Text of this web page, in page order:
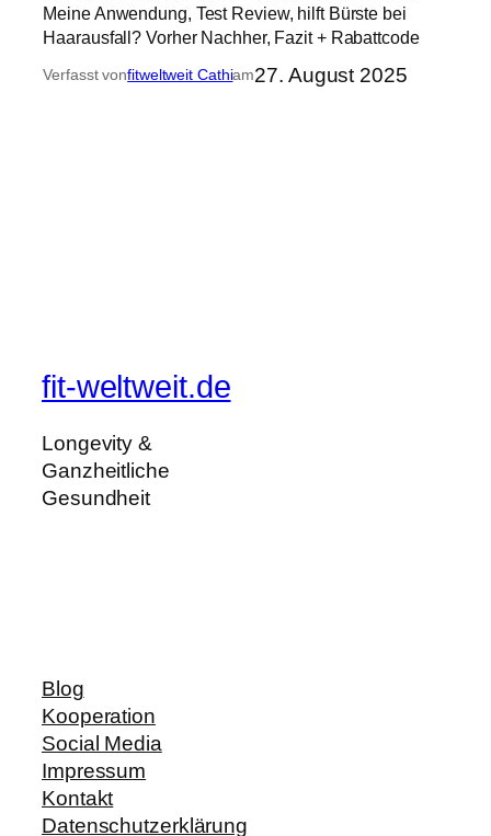
Meine Anwendung, Test Review, hilft Bürste bei
Haarausfall? Vorher Nachher, Fazit + Rabattcode
Verfasst vonfitweltweit Cathiam27. August 2025
fit-weltweit.de
Longevity &
Ganzheitliche
Gesundheit
Blog
Kooperation
Social Media
Impressum
Kontakt
Datenschutzerklärung